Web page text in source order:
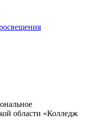
области «Колледж